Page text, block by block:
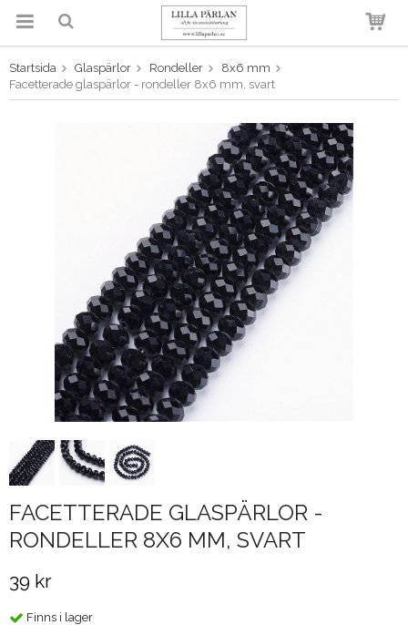
Produkten har blivit tillagd i
varukorgen
Startsida Glaspärlor Rondeller
8x6 mm
Facetterade glaspärlor - rondeller 8x6 mm, svart
FACETTERADE GLASPÄRLOR -
RONDELLER 8X6 MM, SVART
39 kr
Finns i lager